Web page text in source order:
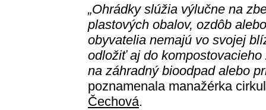
„Ohrádky slúžia výlučne na
plastových obalov, ozdôb
obyvatelia nemajú vo svojej
odložiť aj do
na záhradný bioodpad alebo
poznamenala manažérka
Čechová.